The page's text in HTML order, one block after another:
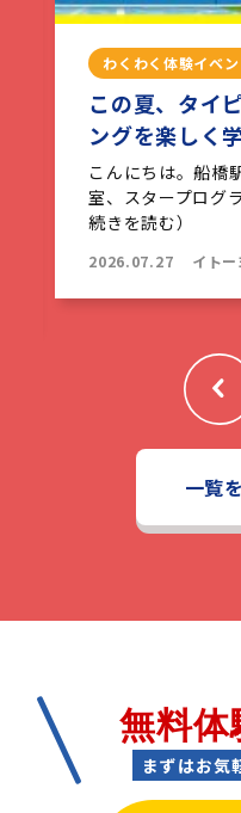
わくわく体験イベ
この夏、タイ
ングを楽しく
こんにちは。船橋
室、スタープログ
続きを読む）
2026.07.27 イト
一覧
無料体
まずはお気